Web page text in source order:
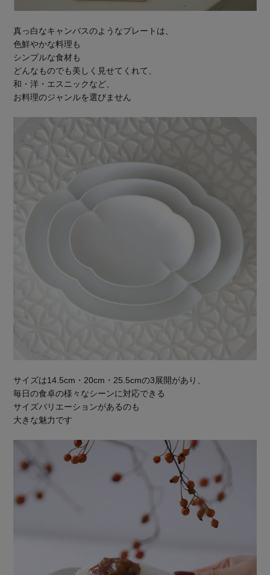
真っ白なキャンバスのようなプレートは、
色鮮やかな料理も
シンプルな食材も
どんなものでも美しく見せてくれて、
和・洋・エスニックなど、
お料理のジャンルを選びません
サイズは14.5cm・20cm・25.5cmの3展開があり、
毎日の食卓の様々なシーンに対応できる
サイズバリエーションがあるのも
大きな魅力です